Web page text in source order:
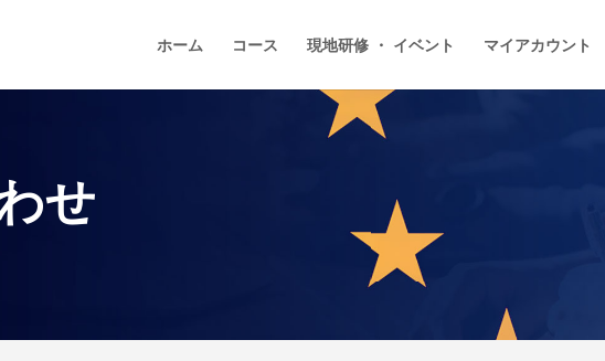
ホーム コース 現地研修 ・ イベント マイアカウント
せ